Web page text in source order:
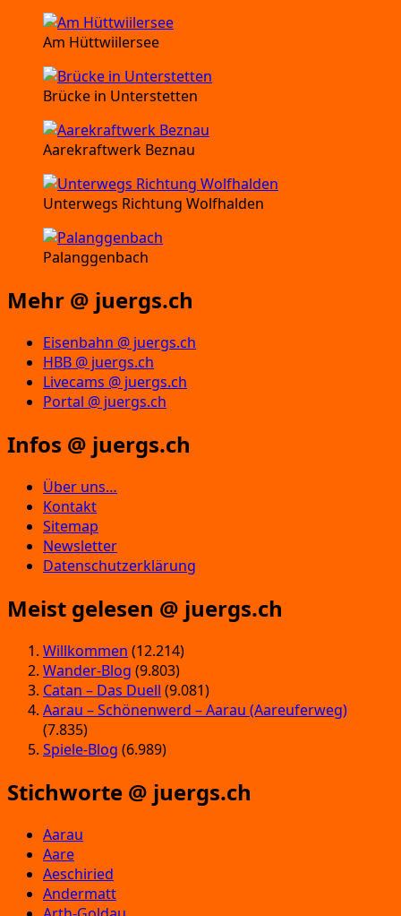
Am Hüttwiilersee
Brücke in Unterstetten
Aarekraftwerk Beznau
Unterwegs Richtung Wolfhalden
Palanggenbach
Mehr @ juergs.ch
Eisenbahn @ juergs.ch
HBB @ juergs.ch
Livecams @ juergs.ch
Portal @ juergs.ch
Infos @ juergs.ch
Über uns…
Kontakt
Sitemap
Newsletter
Datenschutzerklärung
Meist gelesen @ juergs.ch
Willkommen (12.214)
Wander-Blog (9.803)
Catan – Das Duell (9.081)
Aarau – Schönenwerd – Aarau (Aareuferweg)
(7.835)
Spiele-Blog (6.989)
Stichworte @ juergs.ch
Aarau
Aare
Aeschiried
Andermatt